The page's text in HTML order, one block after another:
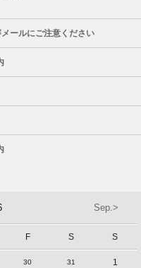
ールにご注意ください
Sep.>
F S S
30 31 1